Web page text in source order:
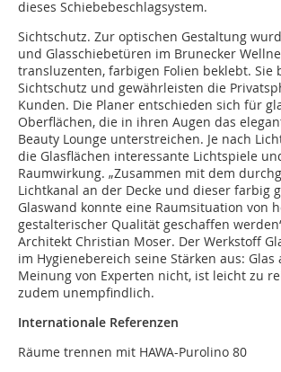
dieses Schiebebeschlagsystem.
Sichtschutz. Zur optischen Gestaltung
und Glasschiebetüren im Brunecker
transluzenten, farbigen Folien beklebt. Sie
Sichtschutz und gewährleisten die
Kunden. Die Planer entschieden sich für
Oberflächen, die in ihren Augen das
Beauty Lounge unterstreichen. Je nach
die Glasflächen interessante Lichtspiele
Raumwirkung. „Zusammen mit dem
Lichtkanal an der Decke und dieser farbig
Glaswand konnte eine Raumsituation von
gestalterischer Qualität geschaffen
Architekt Christian Moser. Der Werkstoff
im Hygienebereich seine Stärken aus: Glas
Meinung von Experten nicht, ist leicht zu
zudem unempfindlich.
Internationale Referenzen
Räume trennen mit HAWA-Purolino 80